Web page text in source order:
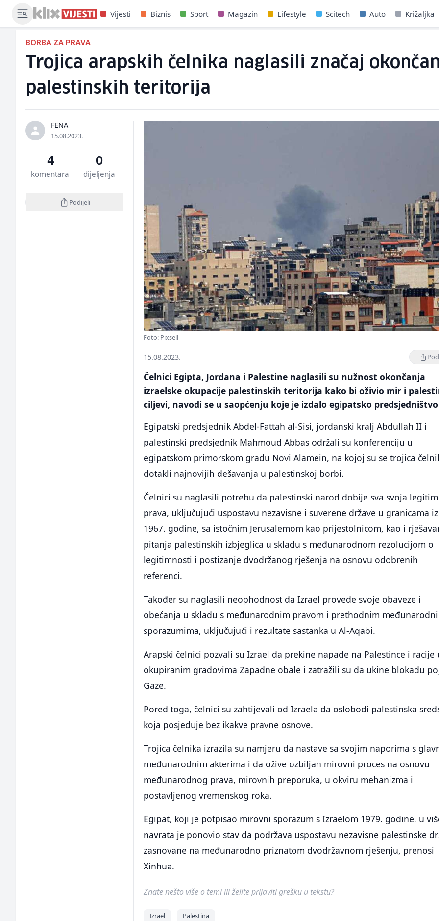
Vijesti Biznis Sport Magazin Lifestyle Scitech Auto Križaljka
BORBA ZA PRAVA
Trojica arapskih čelnika naglasili značaj
palestinskih teritorija
FENA
15.08.2023.
4
komentara
0
dijeljenja
Podijeli
Foto: Pixsell
15.08.2023.
Čelnici Egipta, Jordana i Palestine naglasili su nužnost okončanja
izraelske okupacije palestinskih teritorija kako bi oživio mir i
ciljevi, navodi se u saopćenju koje je izdalo egipatsko
Egipatski predsjednik Abdel-Fattah al-Sisi, jordanski kralj Abdullah II i
palestinski predsjednik Mahmoud Abbas održali su konferenciju u
egipatskom primorskom gradu Novi Alamein, na kojoj su se trojica
dotakli najnovijih dešavanja u palestinskoj borbi.
Čelnici su naglasili potrebu da palestinski narod dobije sva svoja
prava, uključujući uspostavu nezavisne i suverene države u granicama iz
1967. godine, sa istočnim Jerusalemom kao prijestolnicom, kao i
pitanja palestinskih izbjeglica u skladu s međunarodnom rezolucijom o
legitimnosti i postizanje dvodržanog rješenja na osnovu odobrenih
referenci.
Također su naglasili neophodnost da Izrael provede svoje obaveze i
obećanja u skladu s međunarodnim pravom i prethodnim
sporazumima, uključujući i rezultate sastanka u Al-Aqabi.
Arapski čelnici pozvali su Izrael da prekine napade na Palestince i racije
okupiranim gradovima Zapadne obale i zatražili su da ukine blokadu
Gaze.
Pored toga, čelnici su zahtijevali od Izraela da oslobodi palestinska
koja posjeduje bez ikakve pravne osnove.
Trojica čelnika izrazila su namjeru da nastave sa svojim naporima s
međunarodnim akterima i da ožive ozbiljan mirovni proces na osnovu
međunarodnog prava, mirovnih preporuka, u okviru mehanizma i
postavljenog vremenskog roka.
Egipat, koji je potpisao mirovni sporazum s Izraelom 1979. godine, u
navrata je ponovio stav da podržava uspostavu nezavisne palestinske
zasnovane na međunarodno priznatom dvodržavnom rješenju, prenosi
Xinhua.
Znate nešto više o temi ili želite prijaviti grešku u tekstu?
Izrael Palestina